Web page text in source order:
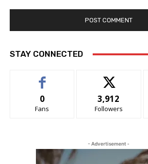
STAY CONNECTED
0
Fans
3,912
Followers
- Advertisement -